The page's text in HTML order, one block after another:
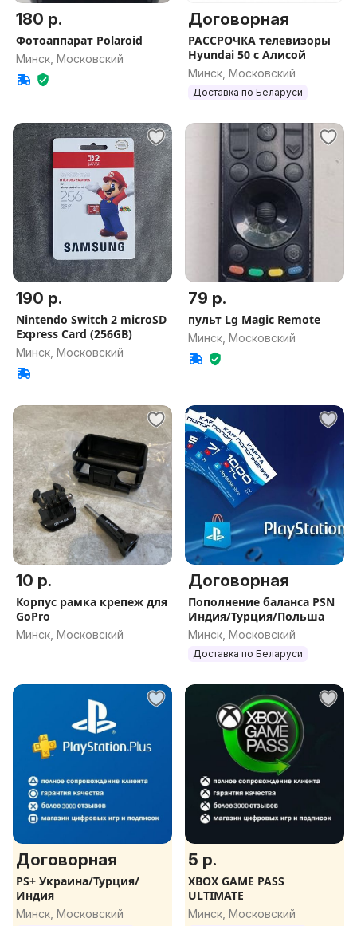
180 р.
Фотоаппарат Polaroid
Минск, Московский
Договорная
РАССРОЧКА телевизоры
Hyundai 50 c Алисой
Минск, Московский
Доставка по Беларуси
190 р.
Nintendo Switch 2 microSD
Express Card (256GB)
Минск, Московский
79 р.
пульт Lg Magic Remote
Минск, Московский
10 р.
Корпус рамка крепеж для
GoPro
Минск, Московский
Договорная
Пополнение баланса PSN
Индия/Турция/Польша
Минск, Московский
Доставка по Беларуси
Договорная
PS+ Украина/Турция/
Индия
Минск, Московский
5 р.
XBOX GAME PASS
ULTIMATE
Минск, Московский